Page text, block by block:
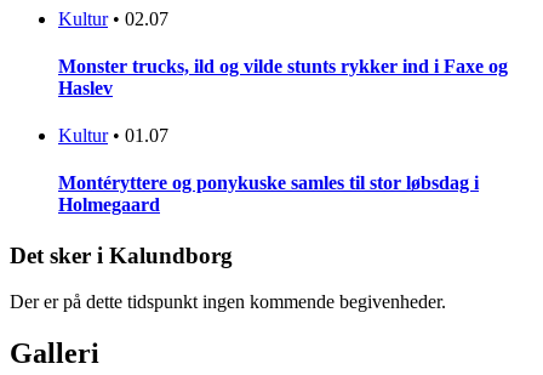
Kultur • 02.07
Monster trucks, ild og vilde stunts rykker ind i Faxe og
Haslev
Kultur • 01.07
Montéryttere og ponykuske samles til stor løbsdag i
Holmegaard
Det sker i Kalundborg
Der er på dette tidspunkt ingen kommende begivenheder.
Galleri